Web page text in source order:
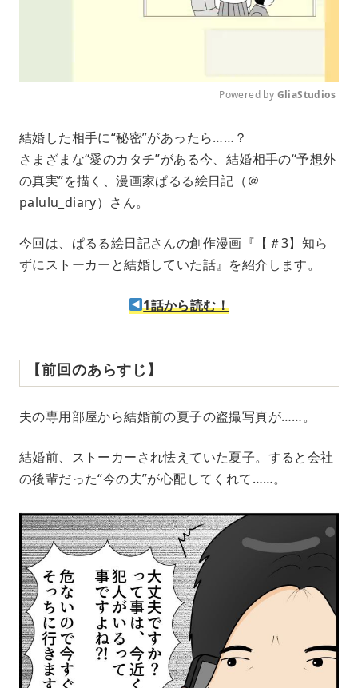
t
Powered by GliaStudios
結婚した相手に“秘密”があったら……？
さまざまな“愛のカタチ”がある今、結婚相手の“予想外
の真実”を描く、漫画家ぱるる絵日記（＠
palulu_diary）さん。
今回は、ぱるる絵日記さんの創作漫画『【＃3】知ら
ずにストーカーと結婚していた話』を紹介します。
1話から読む！
【前回のあらすじ】
夫の専用部屋から結婚前の夏子の盗撮写真が……。
結婚前、ストーカーされ怯えていた夏子。すると会社
の後輩だった“今の夫”が心配してくれて……。